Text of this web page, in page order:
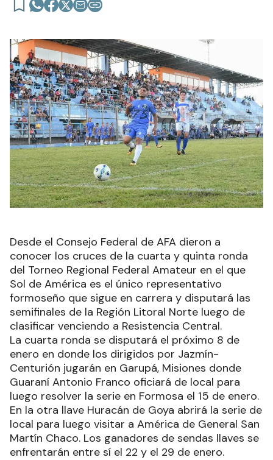
Desde el Consejo Federal de AFA dieron a
conocer los cruces de la cuarta y quinta ronda
del Torneo Regional Federal Amateur en el que
Sol de América es el único representativo
formoseño que sigue en carrera y disputará las
semifinales de la Región Litoral Norte luego de
clasificar venciendo a Resistencia Central.
La cuarta ronda se disputará el próximo 8 de
enero en donde los dirigidos por Jazmín-
Centurión jugarán en Garupá, Misiones donde
Guaraní Antonio Franco oficiará de local para
luego resolver la serie en Formosa el 15 de enero.
En la otra llave Huracán de Goya abrirá la serie de
local para luego visitar a América de General San
Martín Chaco. Los ganadores de sendas llaves se
enfrentarán entre sí el 22 y el 29 de enero.